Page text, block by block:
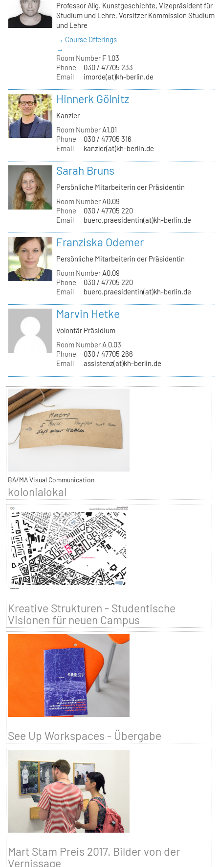
Professor Allg. Kunstgeschichte, Vizepräsident für
Studium und Lehre, Vorsitzer Kommission Studium
und Lehre
→ Course Offerings
→
Room Number F 1.03
Phone
030 / 47705 233
Email
imorde(at)kh-berlin.de
Hinnerk Gölnitz
Kanzler
Room Number A1.01
Phone
030 / 47705 316
Email
kanzler(at)kh-berlin.de
Sarah Bruns
Persönliche Mitarbeiterin der Präsidentin
Room Number A0.09
Phone
030 / 47705 220
Email
buero.praesidentin(at)kh-berlin.de
Franziska Odemer
Persönliche Mitarbeiterin der Präsidentin
Room Number A0.09
Phone
030 / 47705 220
Email
buero.praesidentin(at)kh-berlin.de
Marvin Hetke
Volontär Präsidium
Room Number A 0.03
Phone
030 / 47705 266
Email
assistenz(at)kh-berlin.de
BA/MA Visual Communication
kolonialokal
Kreative Strukturen - Studentische
Visionen für neuen Campus
See Up Workspaces - Übergabe
Mart Stam Preis 2017. Bilder von der
Vernissage